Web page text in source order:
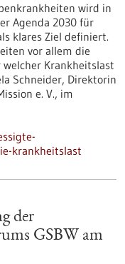
wird in
Agenda 2030 für
klares Ziel definiert.
vor allem die
Krankheitslast
Schneider, Direktorin
e. V., im
krankheitslast
der
GSBW am